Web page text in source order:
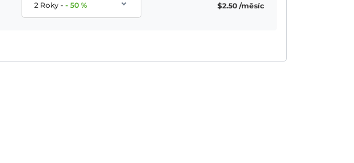
2 Roky--50 % $2.50 /měsíc